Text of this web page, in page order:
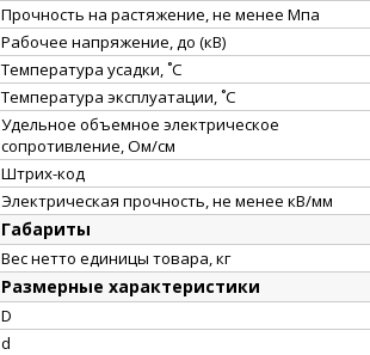
Прочность на растяжение, не менее Мпа
Рабочее напряжение, до (кВ)
Температура усадки, ˚С
Температура эксплуатации, ˚С
Удельное объемное электрическое
сопротивление, Ом/см
Штрих-код
Электрическая прочность, не менее кВ/мм
Габариты
Вес нетто единицы товара, кг
Размерные характеристики
D
d